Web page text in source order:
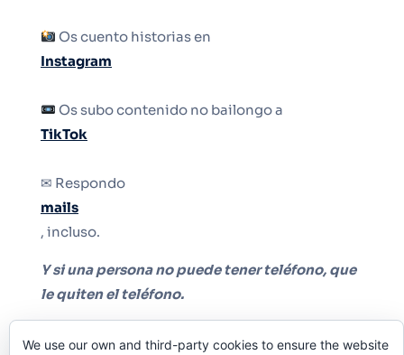
Os cuento historias en
Instagram
Os subo contenido no bailongo a
TikTok
✉ Respondo
mails
, incluso.
Y si una persona no puede tener teléfono, que
le quiten el teléfono.
We use our own and third-party cookies to ensure the website